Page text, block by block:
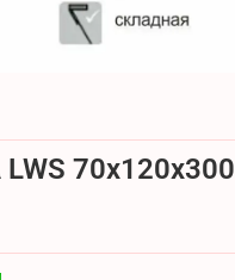
70х120х300